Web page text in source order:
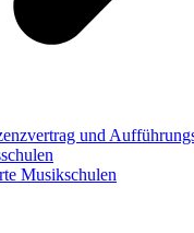
und
Musikschulen